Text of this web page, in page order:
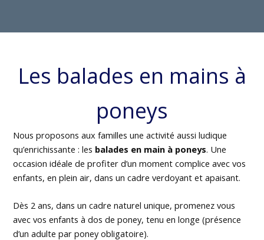
Les balades en mains à
poneys
Nous proposons aux familles une activité aussi ludique
qu’enrichissante : les balades en main à poneys. Une
occasion idéale de profiter d’un moment complice avec vos
enfants, en plein air, dans un cadre verdoyant et apaisant.
Dès 2 ans, dans un cadre naturel unique, promenez vous
avec vos enfants à dos de poney, tenu en longe (présence
d’un adulte par poney obligatoire).